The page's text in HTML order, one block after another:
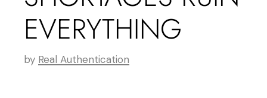
EVERYTHING
by Real Authentication